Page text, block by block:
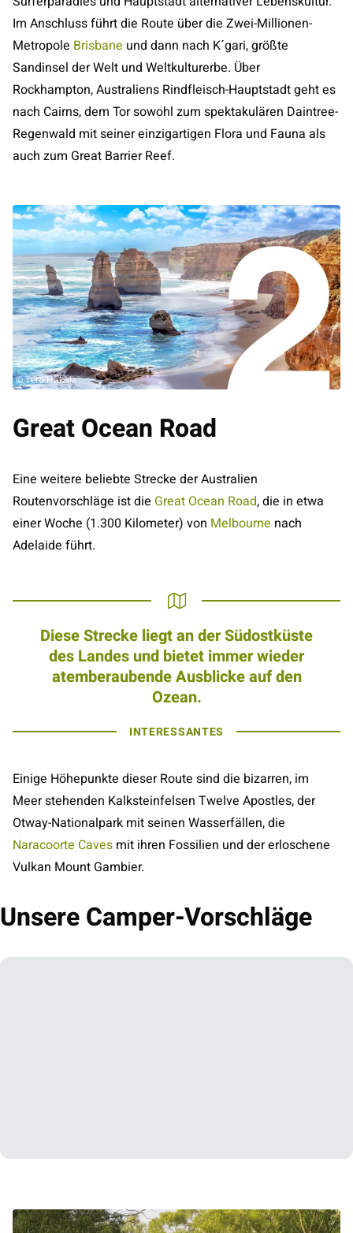
Im Anschluss führt die Route über die Zwei-Millionen-
Metropole Brisbane und dann nach K´gari, größte
Sandinsel der Welt und Weltkulturerbe. Über
Rockhampton, Australiens Rindfleisch-Hauptstadt geht es
nach Cairns, dem Tor sowohl zum spektakulären Daintree-
Regenwald mit seiner einzigartigen Flora und Fauna als
auch zum Great Barrier Reef.
© Tero Hakala
Great Ocean Road
Eine weitere beliebte Strecke der Australien
Routenvorschläge ist die Great Ocean Road, die in etwa
einer Woche (1.300 Kilometer) von Melbourne nach
Adelaide führt.
Diese Strecke liegt an der Südostküste
des Landes und bietet immer wieder
atemberaubende Ausblicke auf den
Ozean.
INTERESSANTES
Einige Höhepunkte dieser Route sind die bizarren, im
Meer stehenden Kalksteinfelsen Twelve Apostles, der
Otway-Nationalpark mit seinen Wasserfällen, die
Naracoorte Caves mit ihren Fossilien und der erloschene
Vulkan Mount Gambier.
Unsere Camper-Vorschläge